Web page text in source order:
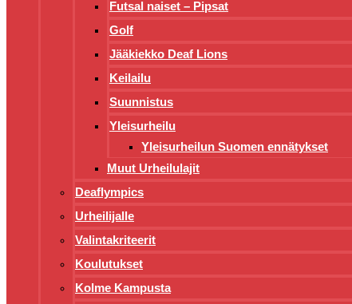
Futsal naiset – Pipsat
Golf
Jääkiekko Deaf Lions
Keilailu
Suunnistus
Yleisurheilu
Yleisurheilun Suomen ennätykset
Muut Urheilulajit
Deaflympics
Urheilijalle
Valintakriteerit
Koulutukset
Kolme Kampusta